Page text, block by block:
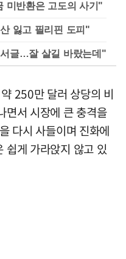
미반환은 고도의 사기"
잃고 필리핀 도피"
글…잘 살길 바랐는데"
250만 달러 상당의 비
면서 시장에 큰 충격을
다시 사들이며 진화에
쉽게 가라앉지 않고 있